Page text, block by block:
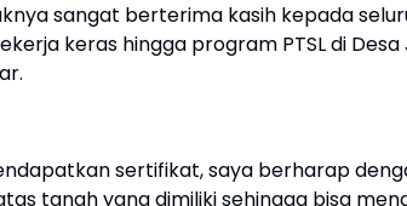
sangat berterima kasih kepada
keras hingga program PTSL di
sertifikat, saya berharap
tanah yang dimiliki sehingga bisa